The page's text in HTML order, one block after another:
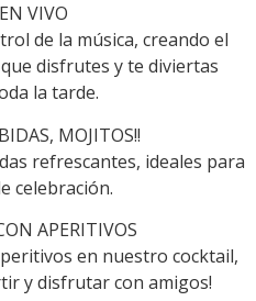
VIVO
de la música, creando el
disfrutes y te diviertas
la tarde.
MOJITOS!!
refrescantes, ideales para
celebración.
APERITIVOS
en nuestro cocktail,
y disfrutar con amigos!